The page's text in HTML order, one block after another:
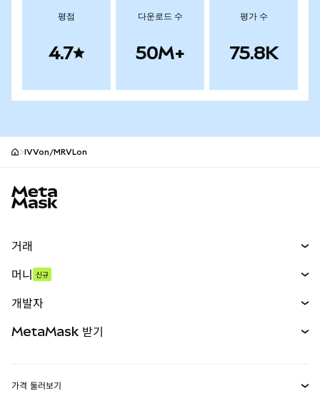
평점
4.7
다운로드 수
50M+
평가 수
75.8K
IVVon/MRVLon
거래
무기한 선물
실물자산
머니 신규
개발자
MetaMask 받기
가격 둘러보기